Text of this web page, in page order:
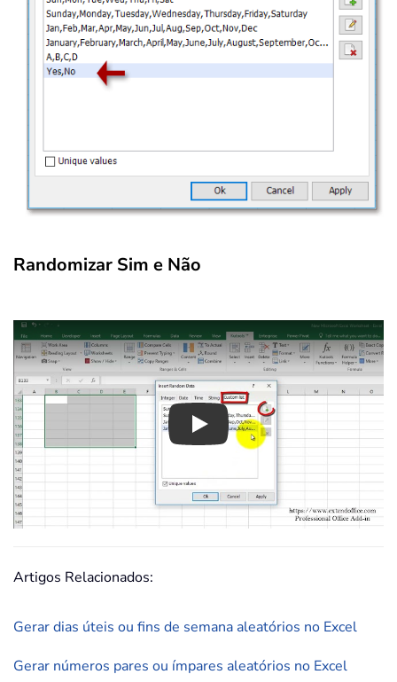
Randomizar Sim e Não
Play
Artigos Relacionados:
Gerar dias úteis ou fins de semana aleatórios no Excel
Gerar números pares ou ímpares aleatórios no Excel